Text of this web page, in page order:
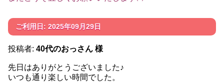
ご利用日: 2025年09月29日
投稿者: 40代のおっさん 様
先日はありがとうございました♪
いつも通り楽しい時間でした。